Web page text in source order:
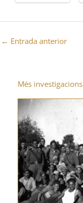
← Entrada anterior
Més investigacions